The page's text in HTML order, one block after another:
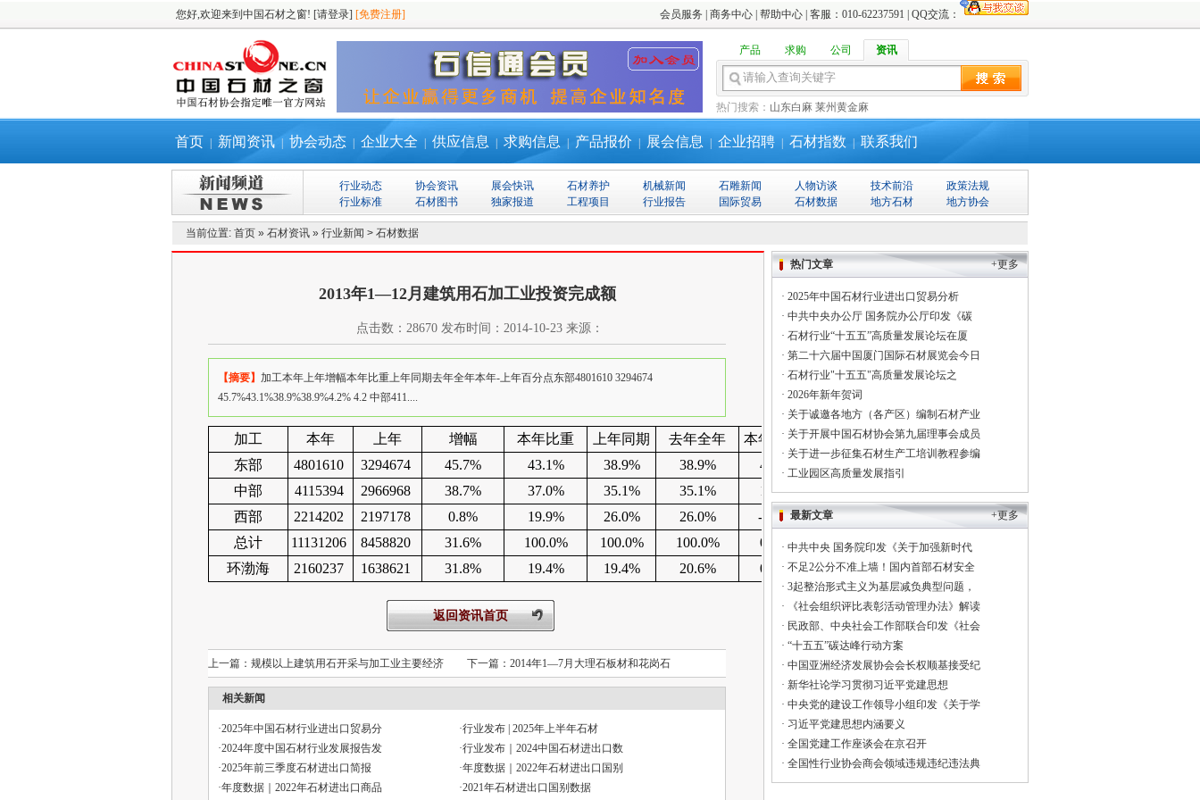
您好,欢迎来到中国石材之窗! [请登录] [免费注册] 会员服务 商务中心 帮助中心 | 客服：010-62237591 | QQ交流：
产品 求购 公司 资讯
热门搜索： 山东白麻 莱州黄金麻
首页 新闻资讯 协会动态 企业大全 供应信息 求购信息 产品报价 展会信息 企业招聘 石材指数 联系我们
行业动态 协会资讯 展会快讯 石材养护 机械新闻 石雕新闻 人物访谈 技术前沿
政策法规
行业标准
石材图书 独家报道 工程项目 行业报告 国际贸易 石材数据 地方石材 地方协会
当前位置: 首页 » 石材资讯 » 行业新闻 > 石材数据
2013年1—12月建筑用石加工业投资完成额
点击数： 28670发布时间： 2014-10-23来源：
【摘要】 加工本年上年增幅本年比重上年同期去年全年本年-上年百分点东部4801610 3294674
45.7%43.1%38.9%38.9%4.2% 4.2 中部411....
加工 本年 上年 增幅 本年比重 上年同期 去年全年 本年 上年
百分点
东部
4801610 3294674 45.7% 43.1% 38.9% 38.9% 4.2%
4.2
中部
4115394 2966968 38.7% 37.0% 35.1% 35.1% 1.9%
1.9
西部
2214202 2197178 0.8% 19.9% 26.0% 26.0% -6.1%
-6.1
总计
11131206 8458820 31.6% 100.0% 100.0% 100.0% 0.0%
-
环渤海
2160237 1638621 31.8% 19.4% 19.4% 20.6% 0.0% 0.0
返回资讯首页
上一篇： 规模以上建筑用石开采与加工业主要经济 下一篇： 2014年1—7月大理石板材和花岗石
相关新闻
·2025年中国石材行业进出口贸易分 ·行业发布 | 2025年上半年石材
·2024年度中国石材行业发展报告发 ·行业发布｜2024中国石材进出口数
·2025年前三季度石材进出口简报 ·年度数据｜2022年石材进出口国别
·年度数据｜2022年石材进出口商品 ·2021年石材进出口国别数据
+更多
热门文章
· 2025年中国石材行业进出口贸易分析
· 中共中央办公厅 国务院办公厅印发《碳
· 石材行业“十五五”高质量发展论坛在厦
· 第二十六届中国厦门国际石材展览会今日
· 石材行业"十五五"高质量发展论坛之
· 2026年新年贺词
· 关于诚邀各地方（各产区）编制石材产业
· 关于开展中国石材协会第九届理事会成员
· 关于进一步征集石材生产工培训教程参编
· 工业园区高质量发展指引
+更多
最新文章
· 中共中央 国务院印发《关于加强新时代
· 不足2公分不准上墙！国内首部石材安全
· 3起整治形式主义为基层减负典型问题，
·
《社会组织评比表彰活动管理办法》解读
· 民政部、中央社会工作部联合印发《社会
· “十五五”碳达峰行动方案
· 中国亚洲经济发展协会会长权顺基接受纪
· 新华社论学习贯彻习近平党建思想
· 中央党的建设工作领导小组印发《关于学
· 习近平党建思想内涵要义
· 全国党建工作座谈会在京召开
· 全国性行业协会商会领域违规违纪违法典